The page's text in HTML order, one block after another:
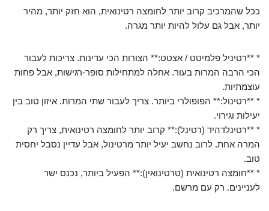
ככל שהמרכיב קרוב יותר לחומצה רטינואית, הוא חזק יותר, מהיר
יותר, אבל גם עלול להיות יותר מגרה.
* **רטיניל פלמיטט / אצטט:** הצורות הכי עדינות. צריכות לעבור
הכי הרבה המרות בעור. אחלה למתחילות סופר-רגישות, אבל פחות
עוצמתיות.
* **רטינול:** הפופולרי ביותר. צריך לעבור שתי המרות. איזון טוב בין
יעילות וגירוי.
* **רטינלדהיד (רטינל):** קרוב יותר לחומצה רטינואית, צריך רק
המרה אחת. לרוב נחשב יעיל יותר מרטינול, אבל עדיין נסבל יחסית
טוב.
* **חומצה רטינואית (טרטינואין):** הפעיל ביותר, נכנס ישר
לעניינים. רק עם מרשם.